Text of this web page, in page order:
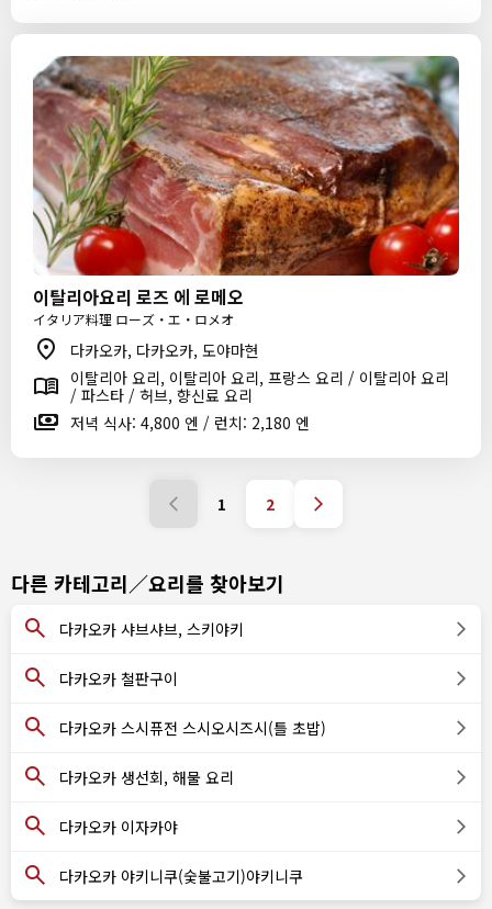
이탈리아요리 로즈 에 로메오
イタリア料理 ローズ・エ・ロメオ
다카오카, 다카오카, 도야마현
이탈리아 요리, 이탈리아 요리, 프랑스 요리 / 이탈리아 요리
/ 파스타 / 허브, 향신료 요리
저녁 식사: 4,800 엔 / 런치: 2,180 엔
1 2
다른 카테고리／요리를 찾아보기
다카오카 샤브샤브, 스키야키
다카오카 철판구이
다카오카 스시퓨전 스시오시즈시(틀 초밥)
다카오카 생선회, 해물 요리
다카오카 이자카야
다카오카 야키니쿠(숯불고기)야키니쿠